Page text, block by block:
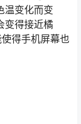
温变化而变
变得接近橘
得手机屏幕也